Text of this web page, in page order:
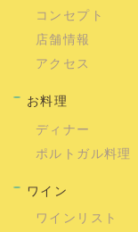
コンセプト
店舗情報
アクセス
お料理
ディナー
ポルトガル料理
ワイン
ワインリスト